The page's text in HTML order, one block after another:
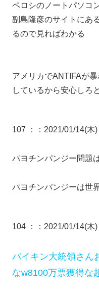
ペロシのノートパソコ
副島隆彦のサイトにあ
るので見ればわかる
アメリカでANTIFAが
しているから安心しろ
107 ： ：2021/01/14(
パヨチンパンジー問題
パヨチンパンジーは世
104 ： ：2021/01/14(
バイキン大統領さん
なw8100万票獲得な